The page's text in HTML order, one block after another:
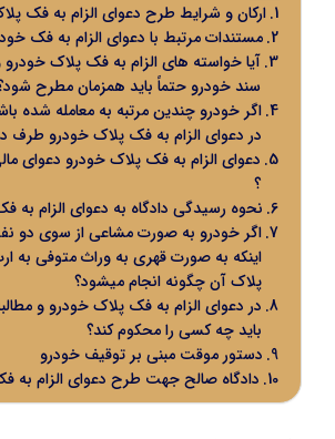
ارکان و شرایط طرح دعوای الزام به فک
مستندات مرتبط با دعوای الزام به فک
آیا خواسته های الزام به فک پلاک خودرو
سند خودرو حتماً باید همزمان مطرح
اگر خودرو چندین مرتبه به معامله شده
در دعوای الزام به فک پلاک خودرو طرف
دعوای الزام به فک پلاک خودرو دعوای
؟
نحوه رسیدگی دادگاه به دعوای الزام به
اگر خودرو به صورت مشاعی از سوی دو
اینکه به صورت قهری به وراث متوفی به
پلاک آن چگونه انجام میشود؟
در دعوای الزام به فک پلاک خودرو و
باید چه کسی را محکوم کند؟
دستور موقت مبنی بر توقیف خودرو
دادگاه صالح جهت طرح دعوای الزام به